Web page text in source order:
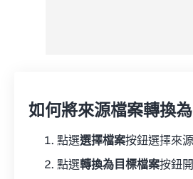
如何將來源檔案轉換
點選選擇檔案按鈕選擇來
點選轉換為目標檔案按鈕